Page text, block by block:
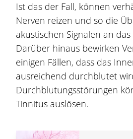
Ist das der Fall, können
Nerven reizen und so die
akustischen Signalen an
Darüber hinaus bewirken
einigen Fällen, dass das
ausreichend durchblutet
Durchblutungsstörungen
Tinnitus auslösen.